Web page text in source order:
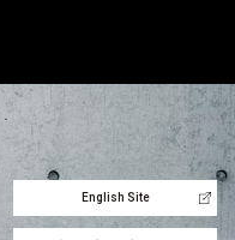
English Site